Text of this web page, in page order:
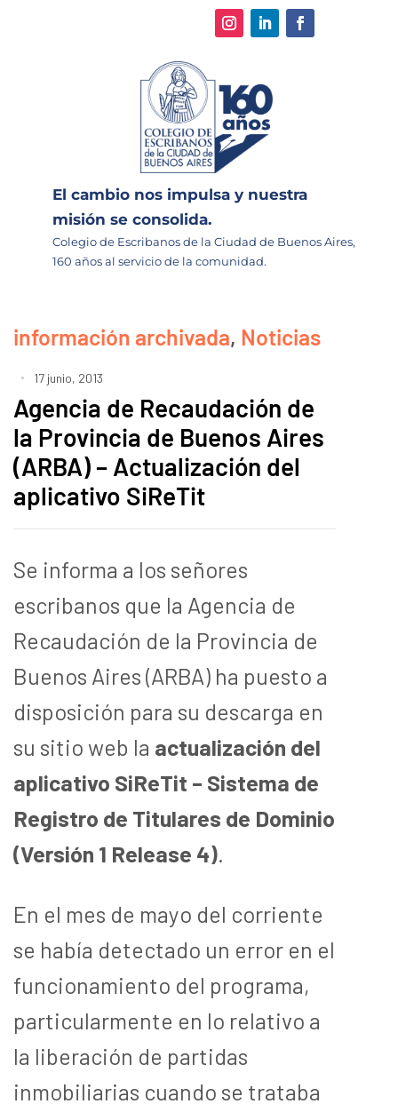
El cambio nos impulsa y nuestra
misión se consolida.
Colegio de Escribanos de la Ciudad de Buenos Aires,
160 años al servicio de la comunidad.
información archivada, Noticias
17 junio, 2013
Agencia de Recaudación de
la Provincia de Buenos Aires
(ARBA) – Actualización del
aplicativo SiReTit
Se informa a los señores
escribanos que la Agencia de
Recaudación de la Provincia de
Buenos Aires (ARBA) ha puesto a
disposición para su descarga en
su sitio web la actualización del
aplicativo SiReTit – Sistema de
Registro de Titulares de Dominio
(Versión 1 Release 4).
En el mes de mayo del corriente
se había detectado un error en el
funcionamiento del programa,
particularmente en lo relativo a
la liberación de partidas
inmobiliarias cuando se trataba